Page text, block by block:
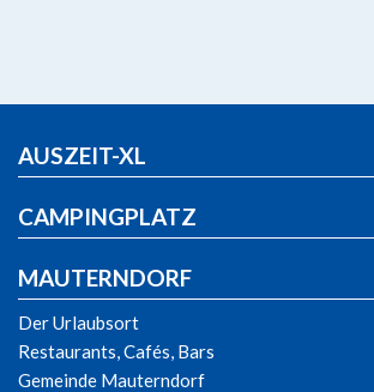
AUSZEIT-XL
CAMPINGPLATZ
MAUTERNDORF
Der Urlaubsort
Restaurants, Cafés, Bars
Gemeinde Mauterndorf